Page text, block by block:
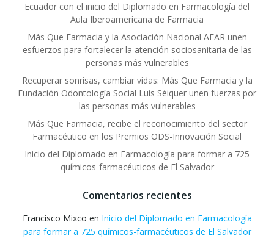
Ecuador con el inicio del Diplomado en Farmacología del
Aula Iberoamericana de Farmacia
Más Que Farmacia y la Asociación Nacional AFAR unen
esfuerzos para fortalecer la atención sociosanitaria de las
personas más vulnerables
Recuperar sonrisas, cambiar vidas: Más Que Farmacia y la
Fundación Odontología Social Luís Séiquer unen fuerzas por
las personas más vulnerables
Más Que Farmacia, recibe el reconocimiento del sector
Farmacéutico en los Premios ODS-Innovación Social
Inicio del Diplomado en Farmacología para formar a 725
químicos-farmacéuticos de El Salvador
Comentarios recientes
Francisco Mixco en Inicio del Diplomado en Farmacología
para formar a 725 químicos-farmacéuticos de El Salvador